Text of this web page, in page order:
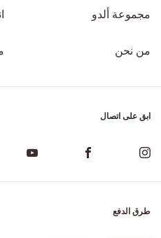
مجموعة ألدو
من نحن
ابق على اتصال
طرق الدفع